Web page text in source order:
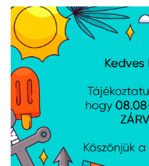
MARVO Havoc 20
vezetékes hangszóró -
fekete - RGB viágítás